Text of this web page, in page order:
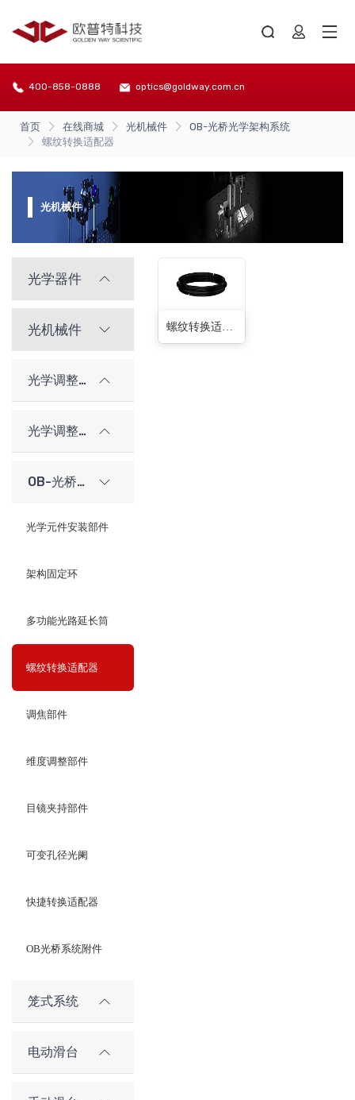
400-858-0888 optics@goldway.com.cn
首页 在线商城 光机械件
OB-光桥光学架构系统
螺纹转换适配器
光机械件
光学器件
光机械件
光学调整架
光学调整架（老型号）
OB-光桥光学架构系统
光学元件安装部件
架构固定环
多功能光路延长筒
螺纹转换适配器
调焦部件
维度调整部件
目镜夹持部件
可变孔径光阑
快捷转换适配器
OB光桥系统附件
笼式系统
电动滑台
螺纹转换适配器(136种)